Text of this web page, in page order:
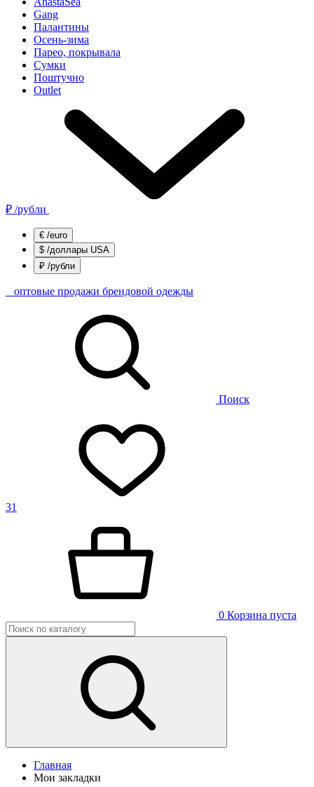
Gang
Палантины
Осень-зима
Парео, покрывала
Сумки
Поштучно
Outlet
₽ /рубли
€ /euro
$ /доллары USA
₽ /рубли
оптовые продажи брендовой одежды
Поиск
31
0 Корзина пуста
Главная
Мои закладки